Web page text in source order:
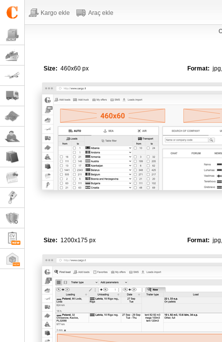
Kargo ekle Araç ekle
Size: 460x60 px Format:
Size: 1200x175 px Format: